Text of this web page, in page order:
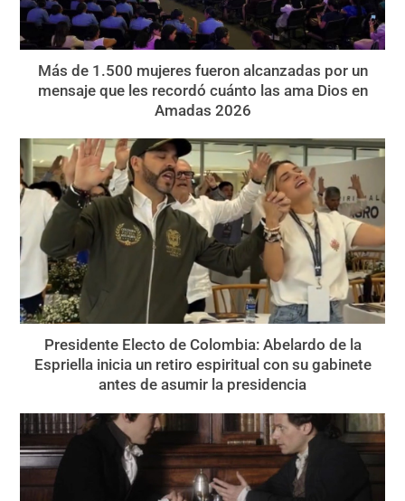
Más de 1.500 mujeres fueron alcanzadas por un
mensaje que les recordó cuánto las ama Dios en
Amadas 2026
Presidente Electo de Colombia: Abelardo de la
Espriella inicia un retiro espiritual con su gabinete
antes de asumir la presidencia